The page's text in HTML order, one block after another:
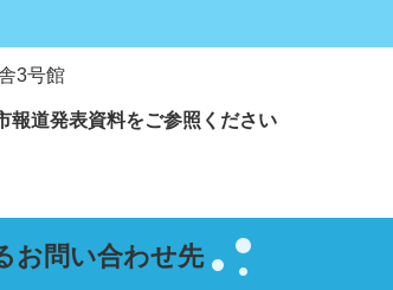
3号館
報道発表資料をご参照ください
お問い合わせ先